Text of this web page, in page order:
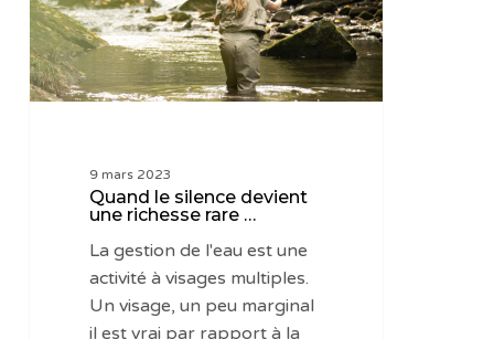
richesse
rare
…
9 mars 2023
Quand le silence devient
une richesse rare …
La gestion de l'eau est une
activité à visages multiples.
Un visage, un peu marginal
il est vrai par rapport à la